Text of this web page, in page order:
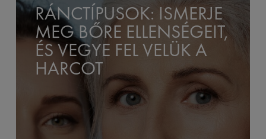
RÁNCTÍPUSOK: ISMERJE
MEG BŐRE ELLENSÉGEIT,
ÉS VEGYE FEL VELÜK A
HARCOT